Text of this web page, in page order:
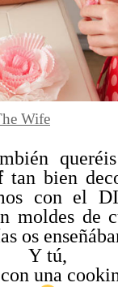
Wife
tan bien
con el
moldes de
os
Y tú,
una